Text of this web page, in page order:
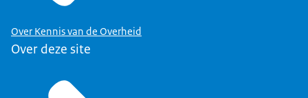
Over Kennis van de Overheid
Over deze site